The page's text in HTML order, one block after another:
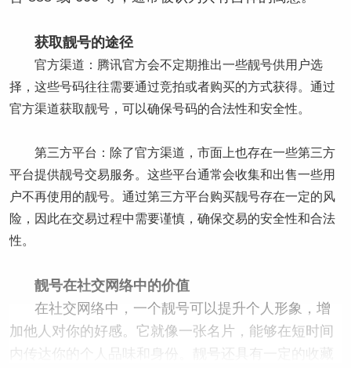
获取靓号的途径
官方渠道：腾讯官方会不定期推出一些靓号供用户选
择，这些号码往往需要通过竞拍或者购买的方式获得。通过
官方渠道获取靓号，可以确保号码的合法性和安全性。
第三方平台：除了官方渠道，市面上也存在一些第三方
平台提供靓号交易服务。这些平台通常会收集和出售一些用
户不再使用的靓号。通过第三方平台购买靓号存在一定的风
险，因此在交易过程中需要谨慎，确保交易的安全性和合法
性。
靓号在社交网络中的价值
在社交网络中，一个靓号可以提升个人形象，增
加他人对你的好感。它就像一张名片，能够在短时间
内传达你的个人品味和身份。靓号还具有一定的收藏